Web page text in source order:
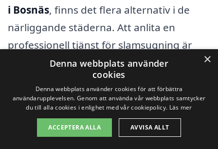
i Bosnäs, finns det flera alternativ i de
närliggande städerna. Att anlita en
professionell tjänst för slamsugning är
viktigt för att säkerställa att arbetet utförs
korrekt och effektivt. Det finns många
företag som specialiserar sig på denna
typ av arbete, och genom vår plattform
kan du enkelt begära offerter från flera
×
Denna webbplats använder
cookies
Denna webbplats använder cookies för att förbättra
användarupplevelsen. Genom att använda vår webbplats samtycker
du till alla cookies i enlighet med vår cookiepolicy. Läs mer
ACCEPTERA ALLA AVVISA ALLT